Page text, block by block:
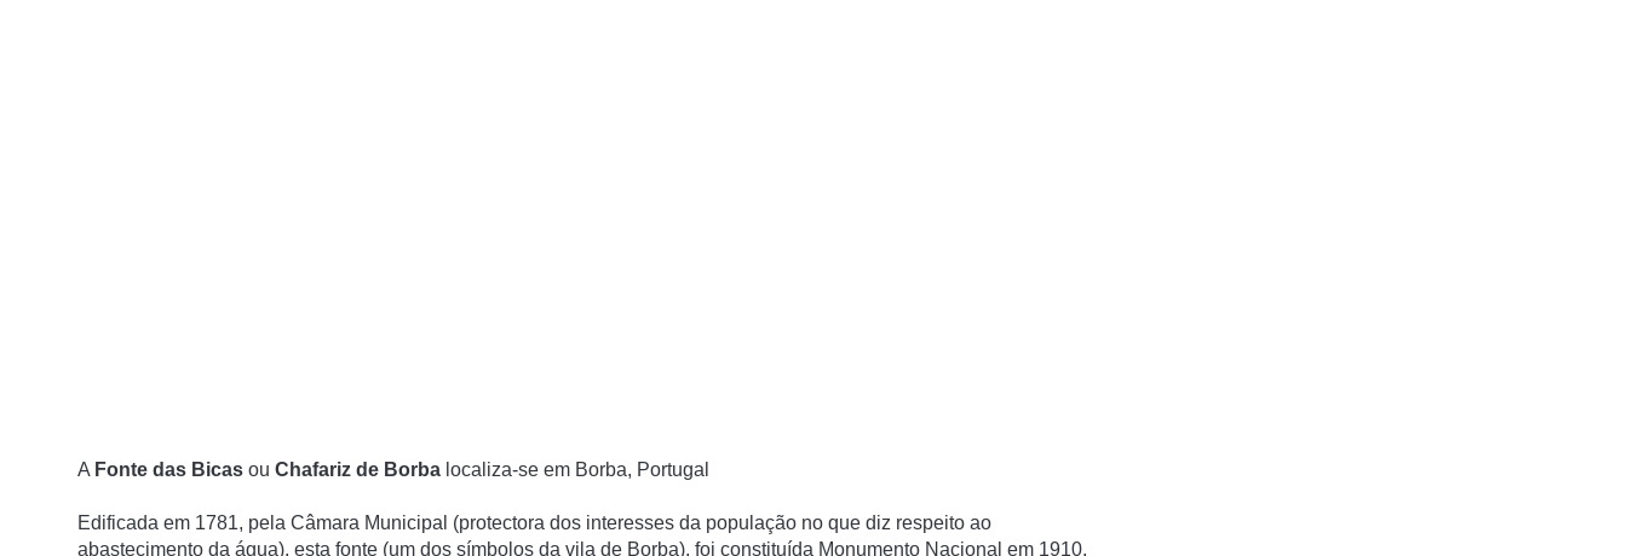
A Fonte das Bicas ou Chafariz de Borba localiza-se em Borba, Portugal
Edificada em 1781, pela Câmara Municipal (protectora dos interesses da população no que diz respeito ao
abastecimento da água), esta fonte (um dos sí­mbolos da vila de Borba), foi constituí­da Monumento Nacional em 1910,